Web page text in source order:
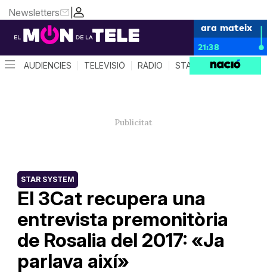
|
Newsletters
ara mateix
21:38
AUDIÈNCIES TELEVISIÓ RÀDIO STAR SYSTEM
El 3Cat recupera una
entrevista premonitòria
de Rosalia del 2017: «Ja
parlava així»
STAR SYSTEM